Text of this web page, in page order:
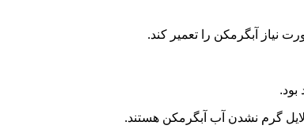
نیاز آبگرمکن را تعمیر کند.
گرم نشدن آب آبگرمکن هستند.